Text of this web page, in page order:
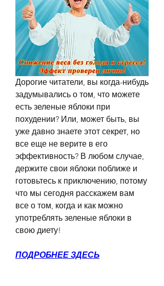
Дорогие читатели, вы когда-нибудь
задумывались о том, что можете
есть зеленые яблоки при
похудении? Или, может быть, вы
уже давно знаете этот секрет, но
все еще не верите в его
эффективность? В любом случае,
держите свои яблоки поближе и
готовьтесь к приключению, потому
что мы сегодня расскажем вам
все о том, когда и как можно
употреблять зеленые яблоки в
свою диету!
ПОДРОБНЕЕ ЗДЕСЬ